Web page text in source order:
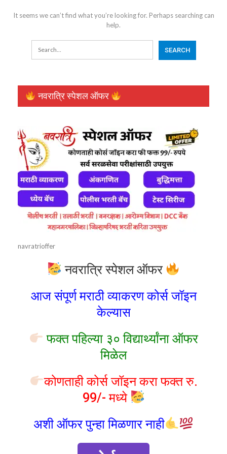
It seems we can’t find what you’re looking for. Perhaps searching can
help.
नवरात्रि स्पेशल ऑफर
navratrioffer
नवरात्रि स्पेशल ऑफर
आज संपूर्ण मराठी व्याकरण कोर्स जॉइन
केल्यास
फक्त पहिल्या ३० विद्यार्थ्यांना ऑफर
मिळेल
कोणताही कोर्स जॉइन करा फक्त रु.
99/- मध्ये
अशी ऑफर पुन्हा मिळणार नाही